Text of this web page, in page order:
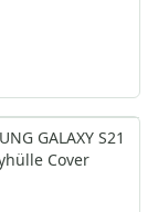
GALAXY S21
Cover